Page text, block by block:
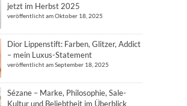
jetzt im Herbst 2025
veröffentlicht am Oktober 18, 2025
Dior Lippenstift: Farben, Glitzer, Addict
– mein Luxus-Statement
veröffentlicht am September 18, 2025
Sézane – Marke, Philosophie, Sale-
Kultur und Beliebtheit im Überblick